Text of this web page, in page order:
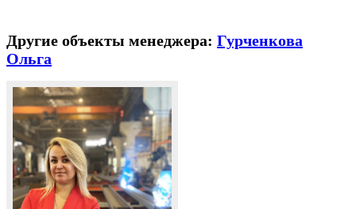
Другие объекты менеджера: Гурченкова
Ольга